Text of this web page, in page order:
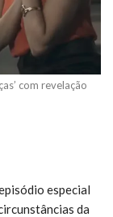
com revelação
especial
da